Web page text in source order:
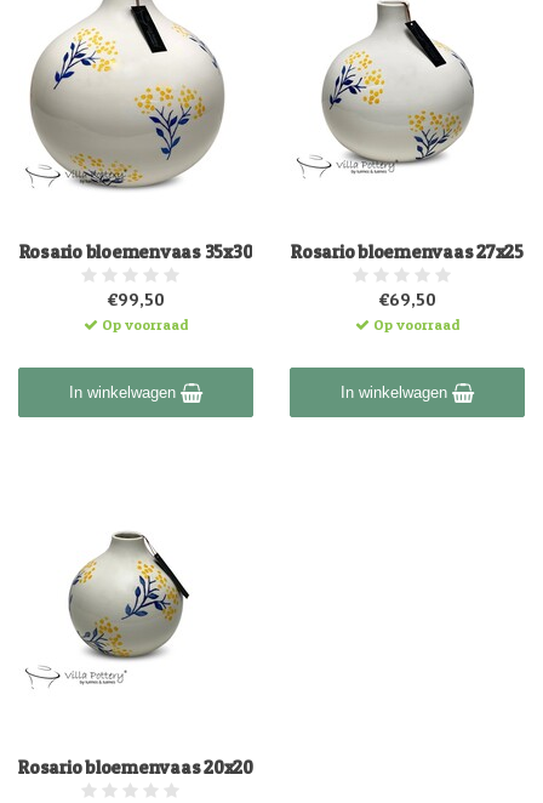
Rosario bloemenvaas 35x30
€99,50
Op voorraad
In winkelwagen
Rosario bloemenvaas 27x25
€69,50
Op voorraad
In winkelwagen
Rosario bloemenvaas 20x20